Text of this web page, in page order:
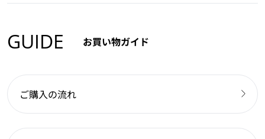
GUIDE お買い物ガイド
ご購入の流れ